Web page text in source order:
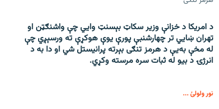
د امریکا د خزانې وزیر سکاټ بېسنټ وایي چې واشنګټن او
تهران ښايي تر چهارشنبې پورې یوې هوکړې ته ورسېږي چې
له مخې به‌یې د هرمز تنګی بېرته پرانیستل شي او دا به د
انرژۍ د بیو له ثبات سره مرسته وکړي.
نور ولولئ ...